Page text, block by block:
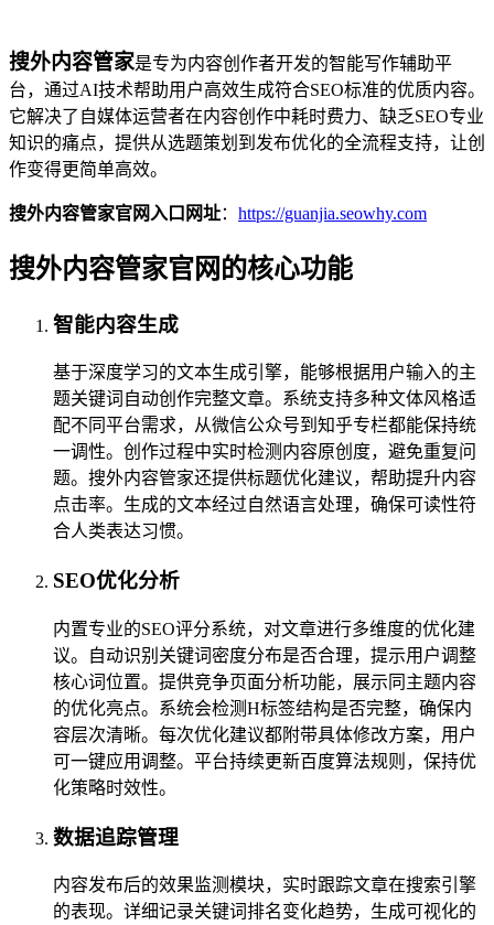
搜外内容管家是专为内容创作者开发的智能写作辅助平
台，通过AI技术帮助用户高效生成符合SEO标准的优质内容。
它解决了自媒体运营者在内容创作中耗时费力、缺乏SEO专业
知识的痛点，提供从选题策划到发布优化的全流程支持，让创
作变得更简单高效。
搜外内容管家官网入口网址： https://guanjia.seowhy.com
搜外内容管家官网的核心功能
智能内容生成
基于深度学习的文本生成引擎，能够根据用户输入的主
题关键词自动创作完整文章。系统支持多种文体风格适
配不同平台需求，从微信公众号到知乎专栏都能保持统
一调性。创作过程中实时检测内容原创度，避免重复问
题。搜外内容管家还提供标题优化建议，帮助提升内容
点击率。生成的文本经过自然语言处理，确保可读性符
合人类表达习惯。
SEO优化分析
内置专业的SEO评分系统，对文章进行多维度的优化建
议。自动识别关键词密度分布是否合理，提示用户调整
核心词位置。提供竞争页面分析功能，展示同主题内容
的优化亮点。系统会检测H标签结构是否完整，确保内
容层次清晰。每次优化建议都附带具体修改方案，用户
可一键应用调整。平台持续更新百度算法规则，保持优
化策略时效性。
数据追踪管理
内容发布后的效果监测模块，实时跟踪文章在搜索引擎
的表现。详细记录关键词排名变化趋势，生成可视化的